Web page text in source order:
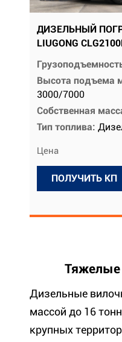
ДИЗЕЛЬНЫЙ
LIUGONG
Высота подъема
3000/7000
Собственная
Тип топлива:
Цена
ПОЛУЧИТЬ КП
Тяжелые
Дизельные
массой до 16
крупных